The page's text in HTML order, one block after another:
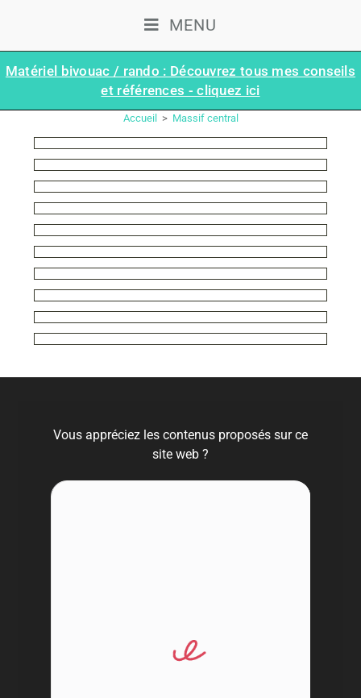
MENU
Matériel bivouac / rando : Découvrez tous mes conseils
et références - cliquez ici
Accueil > Massif central
Vous appréciez les contenus proposés sur ce
site web ?